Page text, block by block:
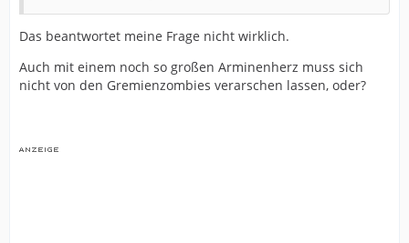
Das beantwortet meine Frage nicht wirklich.
Auch mit einem noch so großen Arminenherz muss sich
nicht von den Gremienzombies verarschen lassen, oder?